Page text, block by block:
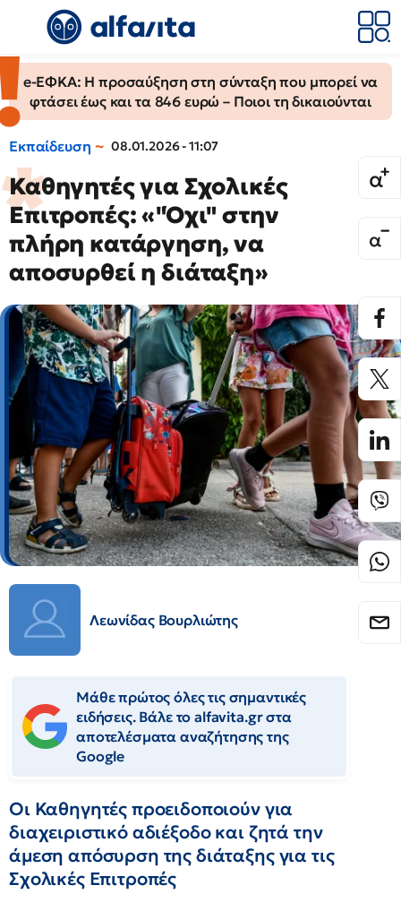
e-ΕΦΚΑ: Η προσαύξηση στη σύνταξη που μπορεί να
φτάσει έως και τα 846 ευρώ – Ποιοι τη δικαιούνται
Εκπαίδευση 08.01.2026 - 11:07
Καθηγητές για Σχολικές
Επιτροπές: «"Όχι" στην
πλήρη κατάργηση, να
αποσυρθεί η διάταξη»
Λεωνίδας Βουρλιώτης
Μάθε πρώτος όλες τις σημαντικές
ειδήσεις. Βάλε το alfavita.gr στα
αποτελέσματα αναζήτησης της
Google
Οι Καθηγητές προειδοποιούν για
διαχειριστικό αδιέξοδο και ζητά την
άμεση απόσυρση της διάταξης για τις
Σχολικές Επιτροπές